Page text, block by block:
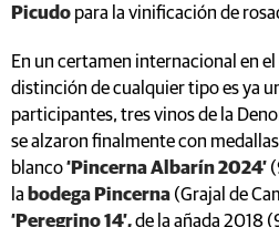
Picudo para la vinificación de
En un certamen internacional en
distinción de cualquier tipo es ya
participantes, tres vinos de la
se alzaron finalmente con
blanco‘Pincerna Albarín 2024’
la bodega Pincerna (Grajal de
‘Peregrino 14’,de la añada 2018